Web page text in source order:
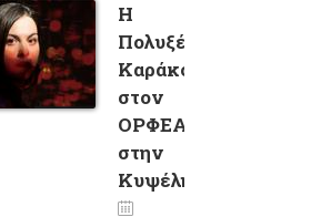
Η
Πολυξένη
Καράκογλου
στον
ΟΡΦΕΑ
στην
Κυψέλη